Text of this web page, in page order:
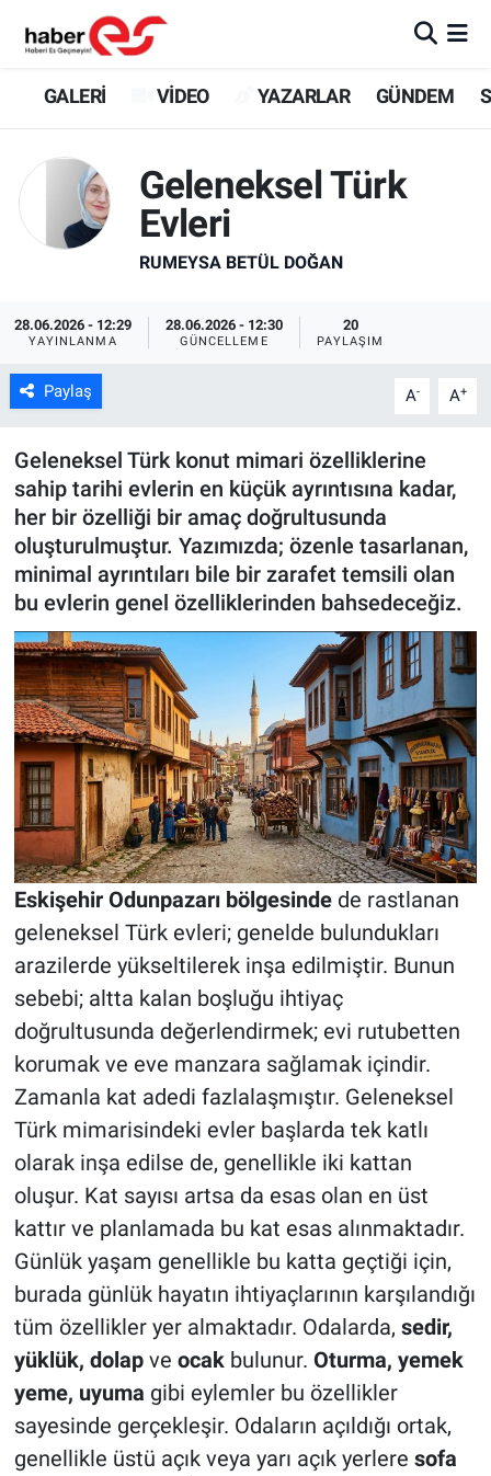
GALERİ VİDEO YAZARLAR GÜNDEM
Geleneksel Türk
Evleri
RUMEYSA BETÜL DOĞAN
28.06.2026 - 12:29
YAYINLANMA
28.06.2026 - 12:30
GÜNCELLEME
20
PAYLAŞIM
Paylaş A- A+
Geleneksel Türk konut mimari özelliklerine
sahip tarihi evlerin en küçük ayrıntısına kadar,
her bir özelliği bir amaç doğrultusunda
oluşturulmuştur. Yazımızda; özenle tasarlanan,
minimal ayrıntıları bile bir zarafet temsili olan
bu evlerin genel özelliklerinden bahsedeceğiz.
Eskişehir Odunpazarı bölgesindede rastlanan
geleneksel Türk evleri; genelde bulundukları
arazilerde yükseltilerek inşa edilmiştir. Bunun
sebebi; altta kalan boşluğu ihtiyaç
doğrultusunda değerlendirmek; evi rutubetten
korumak ve eve manzara sağlamak içindir.
Zamanla kat adedi fazlalaşmıştır. Geleneksel
Türk mimarisindeki evler başlarda tek katlı
olarak inşa edilse de, genellikle iki kattan
oluşur. Kat sayısı artsa da esas olan en üst
kattır ve planlamada bu kat esas alınmaktadır.
Günlük yaşam genellikle bu katta geçtiği için,
burada günlük hayatın ihtiyaçlarının karşılandığı
tüm özellikler yer almaktadır. Odalarda, sedir,
yüklük, dolapve ocakbulunur. Oturma, yemek
yeme, uyuma gibi eylemler bu özellikler
sayesinde gerçekleşir. Odaların açıldığı ortak,
genellikle üstü açık veya yarı açık yerlere sofa
GALERİ
YAZARLAR
GÜNDEM
SPOR
ASAYİŞ
Eskişehir Nöbetçi Eczaneler
Eskişehir Trafik Yoğunluk Haritası
Süper Lig Puan Durumu ve Fikstür